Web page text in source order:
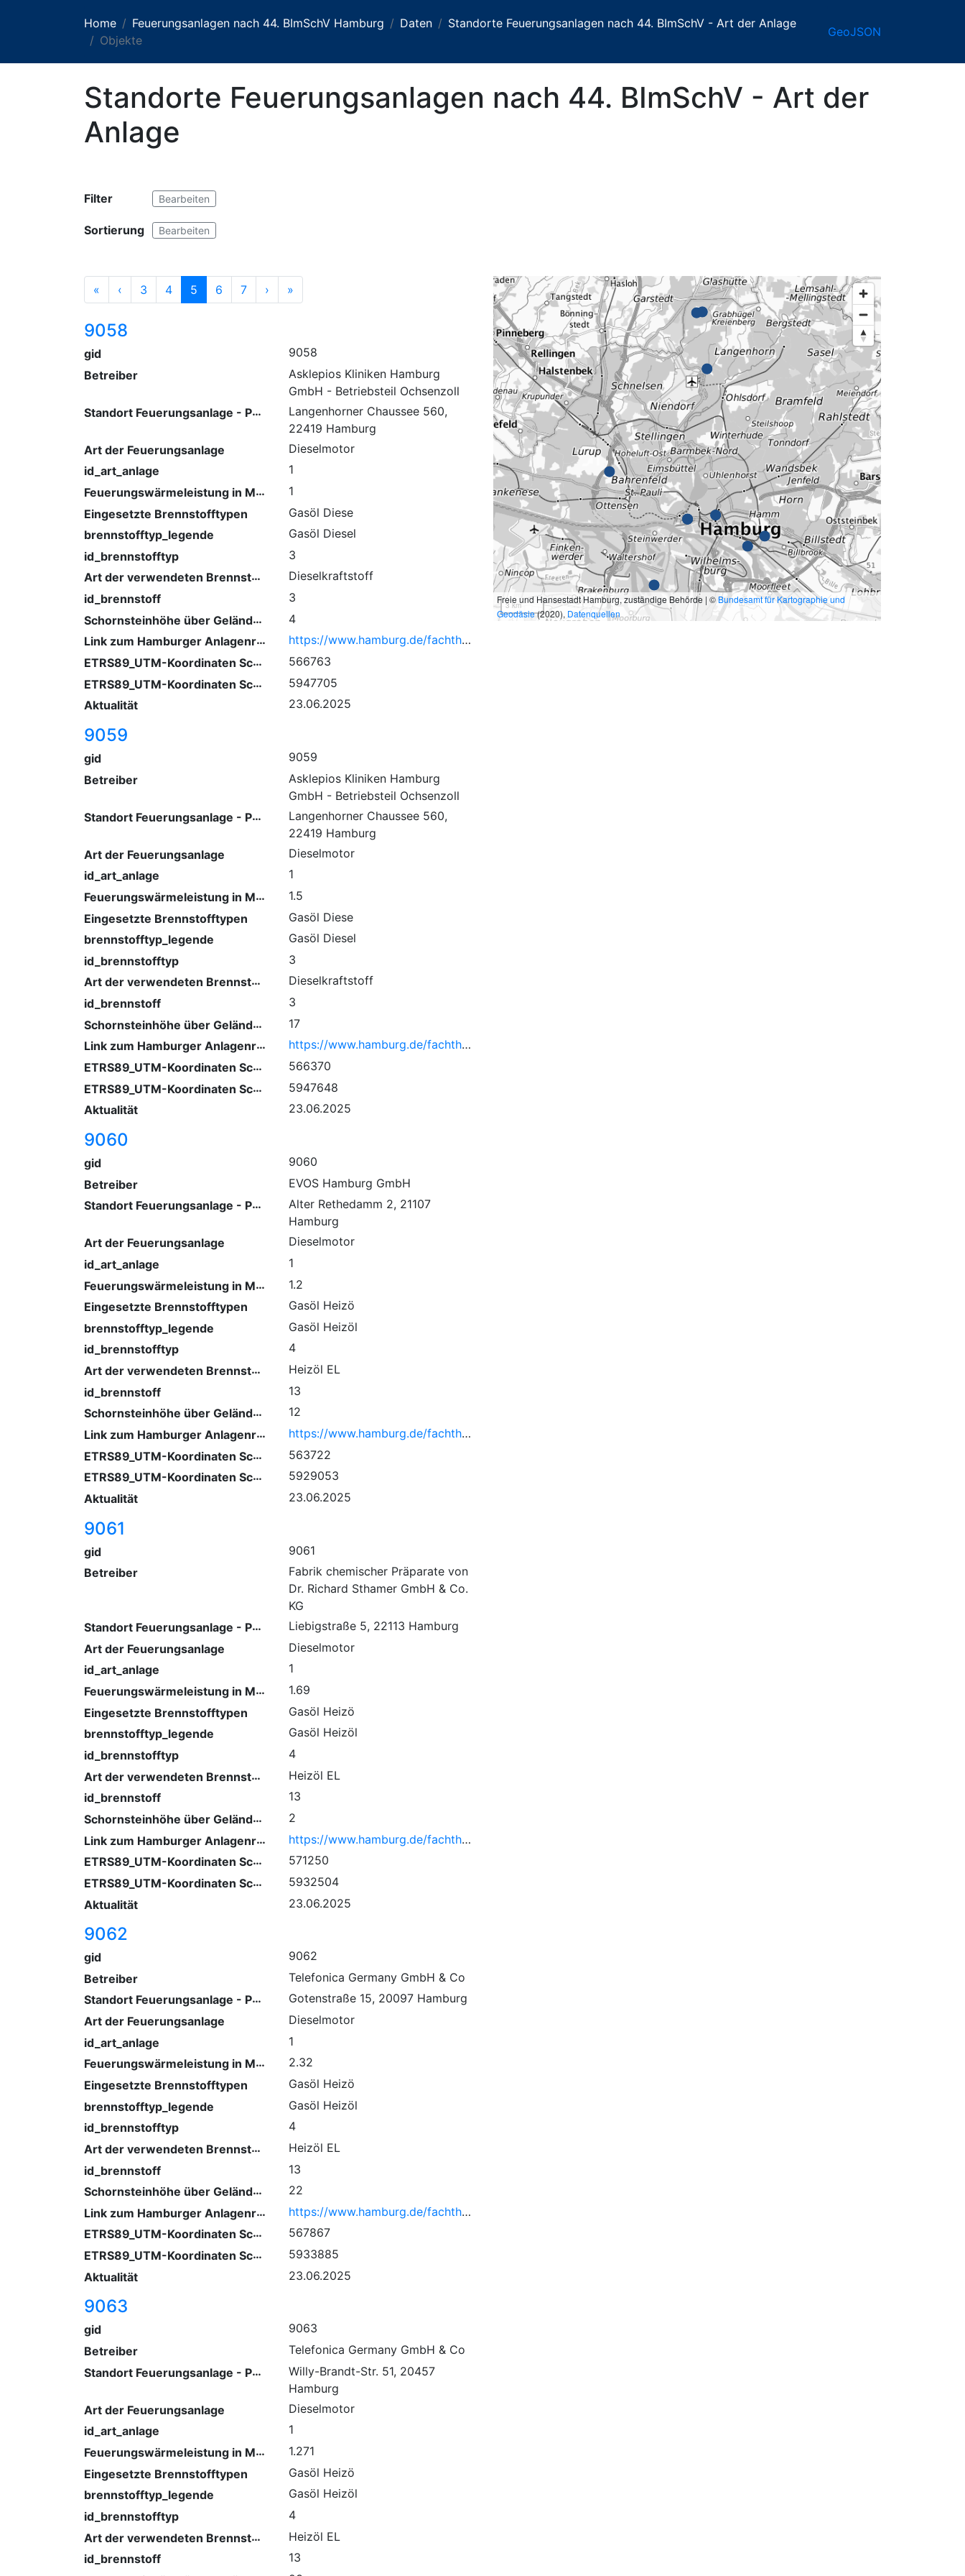
Home Feuerungsanlagen nach 44. BImSchV Hamburg Daten
Standorte Feuerungsanlagen nach 44. BImSchV - Art der Anlage
Objekte
GeoJSON
Standorte Feuerungsanlagen nach 44. BImSchV - Art der
Anlage
Filter Bearbeiten
Sortierung Bearbeiten
« ‹ 3 4 5 6 7 › »
9058
gid
9058
Betreiber
Asklepios Kliniken Hamburg
GmbH - Betriebsteil Ochsenzoll
Standort Feuerungsanlage - PLZ/ Ort
Langenhorner Chaussee 560,
22419 Hamburg
Art der Feuerungsanlage
Dieselmotor
id_art_anlage
1
Feuerungswärmeleistung in Megawatt
1
Eingesetzte Brennstofftypen
Gasöl Diese
brennstofftyp_legende
Gasöl Diesel
id_brennstofftyp
3
Art der verwendeten Brennstoffe
Dieselkraftstoff
id_brennstoff
3
Schornsteinhöhe über Gelände (m)
4
Link zum Hamburger Anlagenregister
https://www.hamburg.de/fachthemen/15025250/44bimschv/
ETRS89_UTM-Koordinaten Schornstein (Ostwert)
566763
ETRS89_UTM-Koordinaten Schornstein (Nordwert)
5947705
Aktualität
23.06.2025
9059
gid
9059
Betreiber
Asklepios Kliniken Hamburg
GmbH - Betriebsteil Ochsenzoll
Standort Feuerungsanlage - PLZ/ Ort
Langenhorner Chaussee 560,
22419 Hamburg
Art der Feuerungsanlage
Dieselmotor
id_art_anlage
1
Feuerungswärmeleistung in Megawatt
1.5
Eingesetzte Brennstofftypen
Gasöl Diese
brennstofftyp_legende
Gasöl Diesel
id_brennstofftyp
3
Art der verwendeten Brennstoffe
Dieselkraftstoff
id_brennstoff
3
Schornsteinhöhe über Gelände (m)
17
Link zum Hamburger Anlagenregister
https://www.hamburg.de/fachthemen/15025250/44bimschv/
ETRS89_UTM-Koordinaten Schornstein (Ostwert)
566370
ETRS89_UTM-Koordinaten Schornstein (Nordwert)
5947648
Aktualität
23.06.2025
9060
gid
9060
Betreiber
EVOS Hamburg GmbH
Standort Feuerungsanlage - PLZ/ Ort
Alter Rethedamm 2, 21107
Hamburg
Art der Feuerungsanlage
Dieselmotor
id_art_anlage
1
Feuerungswärmeleistung in Megawatt
1.2
Eingesetzte Brennstofftypen
Gasöl Heizö
brennstofftyp_legende
Gasöl Heizöl
id_brennstofftyp
4
Art der verwendeten Brennstoffe
Heizöl EL
id_brennstoff
13
Schornsteinhöhe über Gelände (m)
12
Link zum Hamburger Anlagenregister
https://www.hamburg.de/fachthemen/15025250/44bimschv/
ETRS89_UTM-Koordinaten Schornstein (Ostwert)
563722
ETRS89_UTM-Koordinaten Schornstein (Nordwert)
5929053
Aktualität
23.06.2025
9061
gid
9061
Betreiber
Fabrik chemischer Präparate von
Dr. Richard Sthamer GmbH & Co.
KG
Standort Feuerungsanlage - PLZ/ Ort
Liebigstraße 5, 22113 Hamburg
Art der Feuerungsanlage
Dieselmotor
id_art_anlage
1
Feuerungswärmeleistung in Megawatt
1.69
Eingesetzte Brennstofftypen
Gasöl Heizö
brennstofftyp_legende
Gasöl Heizöl
id_brennstofftyp
4
Art der verwendeten Brennstoffe
Heizöl EL
id_brennstoff
13
Schornsteinhöhe über Gelände (m)
2
Link zum Hamburger Anlagenregister
https://www.hamburg.de/fachthemen/15025250/44bimschv/
ETRS89_UTM-Koordinaten Schornstein (Ostwert)
571250
ETRS89_UTM-Koordinaten Schornstein (Nordwert)
5932504
Aktualität
23.06.2025
9062
gid
9062
Betreiber
Telefonica Germany GmbH & Co
Standort Feuerungsanlage - PLZ/ Ort
Gotenstraße 15, 20097 Hamburg
Art der Feuerungsanlage
Dieselmotor
id_art_anlage
1
Feuerungswärmeleistung in Megawatt
2.32
Eingesetzte Brennstofftypen
Gasöl Heizö
brennstofftyp_legende
Gasöl Heizöl
id_brennstofftyp
4
Art der verwendeten Brennstoffe
Heizöl EL
id_brennstoff
13
Schornsteinhöhe über Gelände (m)
22
Link zum Hamburger Anlagenregister
https://www.hamburg.de/fachthemen/15025250/44bimschv/
ETRS89_UTM-Koordinaten Schornstein (Ostwert)
567867
ETRS89_UTM-Koordinaten Schornstein (Nordwert)
5933885
Aktualität
23.06.2025
9063
gid
9063
Betreiber
Telefonica Germany GmbH & Co
Standort Feuerungsanlage - PLZ/ Ort
Willy-Brandt-Str. 51, 20457
Hamburg
Art der Feuerungsanlage
Dieselmotor
id_art_anlage
1
Feuerungswärmeleistung in Megawatt
1.271
Eingesetzte Brennstofftypen
Gasöl Heizö
brennstofftyp_legende
Gasöl Heizöl
id_brennstofftyp
4
Art der verwendeten Brennstoffe
Heizöl EL
id_brennstoff
13
3 km
Freie und Hansestadt Hamburg, zuständige Behörde | ©Bundesamt für Kartographie und
Geodäsie(2020), Datenquellen